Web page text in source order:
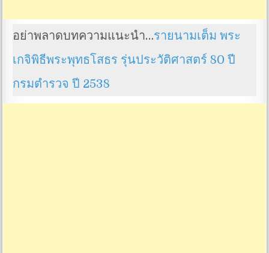
อย่าพลาดบทความแนะนำ…รายนามเต็ม พระ
เกจิพิธีพระพุทธโสธร รุ่นประวัติศาสตร์ 80 ปี
กรมตำรวจ ปี 2538